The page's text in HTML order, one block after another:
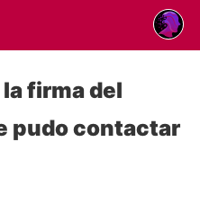
firma del
pudo contactar